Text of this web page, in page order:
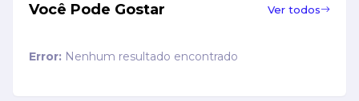
Você Pode Gostar Ver todos
Error: Nenhum resultado encontrado